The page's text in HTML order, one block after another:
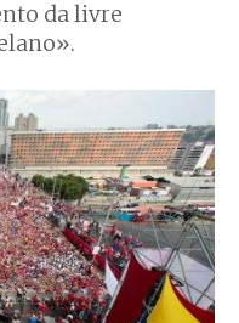
da livre